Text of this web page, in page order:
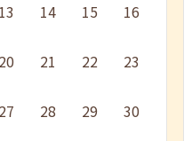
13 14 15 16
20 21 22 23
27 28 29 30